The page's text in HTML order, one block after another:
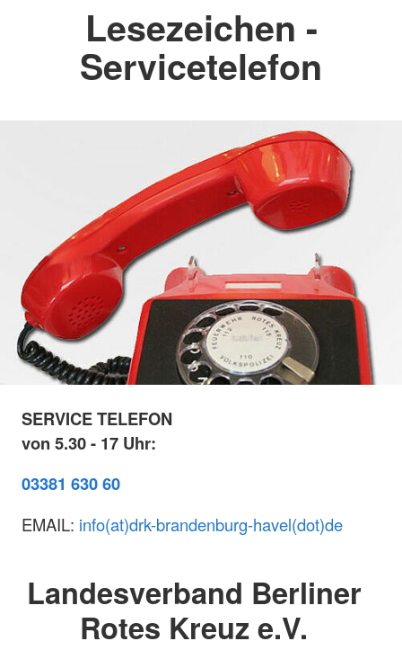
Lesezeichen -
Servicetelefon
SERVICE TELEFON
von 5.30 - 17 Uhr:
03381 630 60
EMAIL: info(at)drk-brandenburg-havel(dot)de
Landesverband Berliner
Rotes Kreuz e.V.